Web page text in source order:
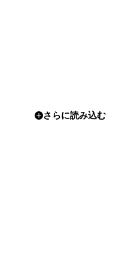
さらに読み込む